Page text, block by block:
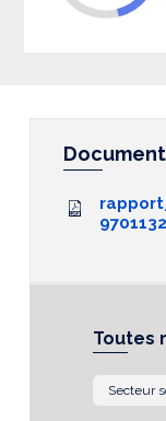
Toutes
Secteur